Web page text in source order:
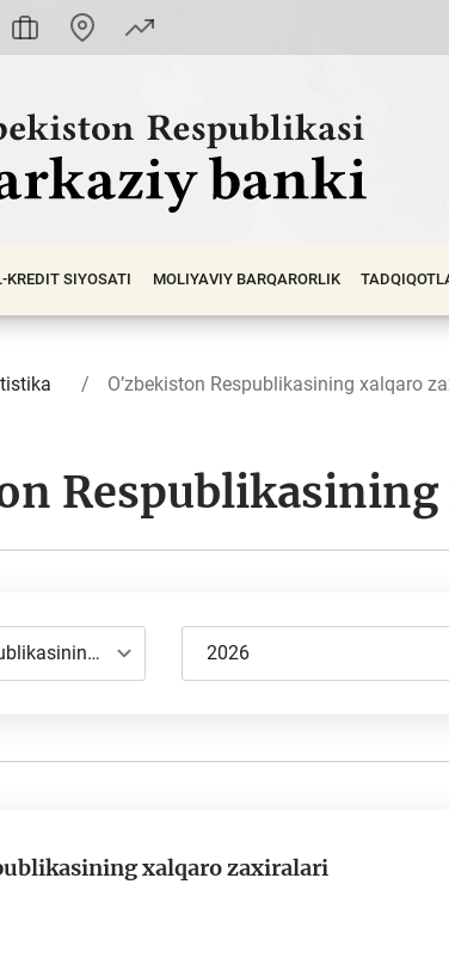
KREDIT SIYOSATI MOLIYAVIY BАRQАRОRLIK
O’zbekiston Respublikasining xalqaro
O’zbekiston Respublikasining xalqaro zaxiralari 2026
xalqaro zaxiralari